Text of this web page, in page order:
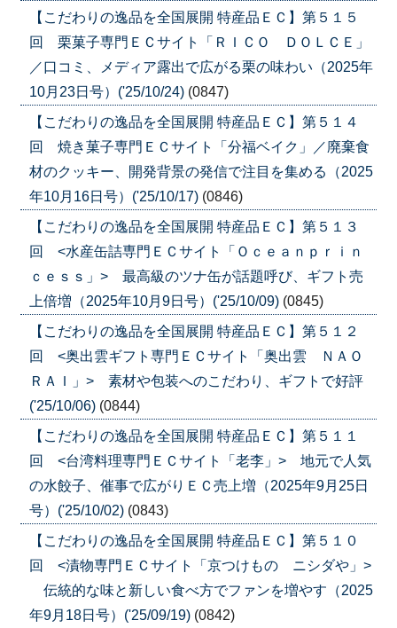
【こだわりの逸品を全国展開 特産品ＥＣ】第５１５
回 栗菓子専門ＥＣサイト「ＲＩＣＯ ＤＯＬＣＥ」
／口コミ、メディア露出で広がる栗の味わい（2025年
10月23日号）('25/10/24) (0847)
【こだわりの逸品を全国展開 特産品ＥＣ】第５１４
回 焼き菓子専門ＥＣサイト「分福ベイク」／廃棄食
材のクッキー、開発背景の発信で注目を集める（2025
年10月16日号）('25/10/17) (0846)
【こだわりの逸品を全国展開 特産品ＥＣ】第５１３
回 <水産缶詰専門ＥＣサイト「Ｏｃｅａｎｐｒｉｎ
ｃｅｓｓ」> 最高級のツナ缶が話題呼び、ギフト売
上倍増（2025年10月9日号）('25/10/09) (0845)
【こだわりの逸品を全国展開 特産品ＥＣ】第５１２
回 <奥出雲ギフト専門ＥＣサイト「奥出雲 ＮＡＯ
ＲＡＩ」> 素材や包装へのこだわり、ギフトで好評
('25/10/06) (0844)
【こだわりの逸品を全国展開 特産品ＥＣ】第５１１
回 <台湾料理専門ＥＣサイト「老李」> 地元で人気
の水餃子、催事で広がりＥＣ売上増（2025年9月25日
号）('25/10/02) (0843)
【こだわりの逸品を全国展開 特産品ＥＣ】第５１０
回 <漬物専門ＥＣサイト「京つけもの ニシダや」>
伝統的な味と新しい食べ方でファンを増やす（2025
年9月18日号）('25/09/19) (0842)